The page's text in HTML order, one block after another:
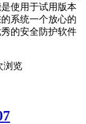
使用于试用版本
系统一个放心的
的安全防护软件
浏览